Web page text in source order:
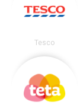
Tesco